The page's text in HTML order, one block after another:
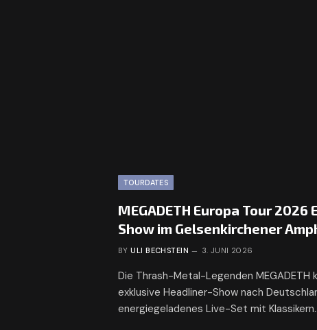
TOURDATES
MEGADETH Europa Tour
Show im Gelsenkirchener
BY ULI BECHSTEIN 3. JUNI 2026
Die Thrash-Metal-Legenden MEGADETH
exklusive Headliner-Show nach
energiegeladenes Live-Set mit